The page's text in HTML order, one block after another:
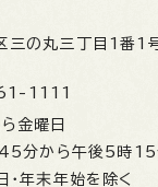
三の丸三丁目1番1
1111
ら金曜日
分から午後5時15
・年末年始を除く